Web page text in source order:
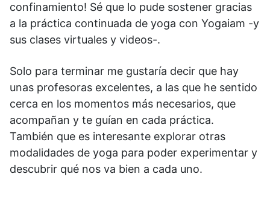
confinamiento! Sé que lo pude sostener gracias
a la práctica continuada de yoga con Yogaiam -y
sus clases virtuales y videos-.
Solo para terminar me gustaría decir que hay
unas profesoras excelentes, a las que he sentido
cerca en los momentos más necesarios, que
acompañan y te guían en cada práctica.
También que es interesante explorar otras
modalidades de yoga para poder experimentar y
descubrir qué nos va bien a cada uno.